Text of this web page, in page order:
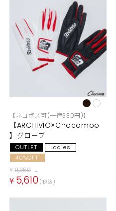
【ネコポス可(一律330円)】
【ARCHIVIO×Chocomoo
】グローブ
OUTLET
Ladies
40%OFF
¥9,350 →
¥ 5,610 税込